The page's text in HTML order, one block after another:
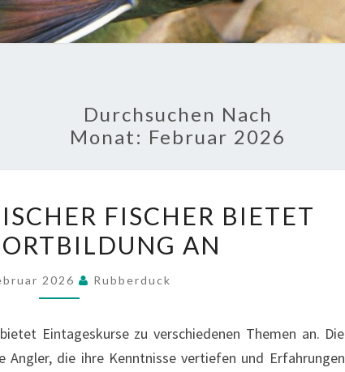
Durchsuchen Nach
Monat: Februar 2026
HESSISCHER
FISCHER
ANGELFORTBILDUNG
FISCHER BIETET
AN
2026 Rubberduck
Eintageskurse zu verschiedenen Themen an. Die
Angler, die ihre Kenntnisse vertiefen und Erfahrungen